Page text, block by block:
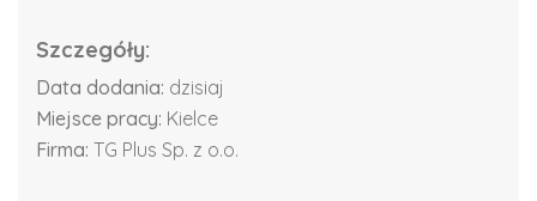
Szczegóły:
Data dodania: dzisiaj
Miejsce pracy: Kielce
Firma: TG Plus Sp. z o.o.